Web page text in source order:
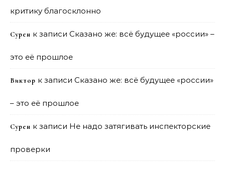
критику благосклонно
Сурен к записи Сказано же: всё будущее «россии» –
это её прошлое
Виктор к записи Сказано же: всё будущее «россии»
– это её прошлое
Сурен к записи Не надо затягивать инспекторские
проверки